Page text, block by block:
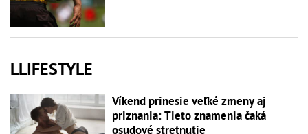
LLIFESTYLE
Víkend prinesie veľké zmeny aj
priznania: Tieto znamenia čaká
osudové stretnutie